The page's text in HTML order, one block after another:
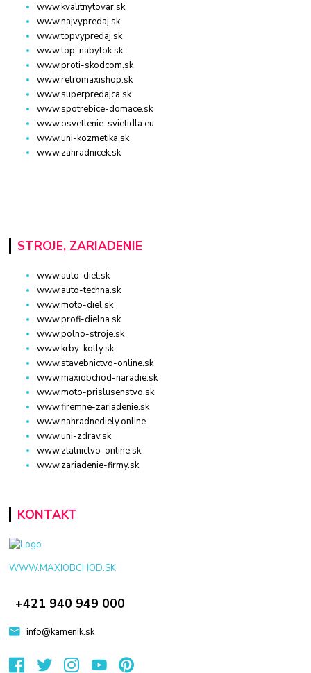
www.kvalitnytovar.sk
www.najvypredaj.sk
www.topvypredaj.sk
www.top-nabytok.sk
www.proti-skodcom.sk
www.retromaxishop.sk
www.superpredajca.sk
www.spotrebice-domace.sk
www.osvetlenie-svietidla.eu
www.uni-kozmetika.sk
www.zahradnicek.sk
STROJE, ZARIADENIE
www.auto-diel.sk
www.auto-techna.sk
www.moto-diel.sk
www.profi-dielna.sk
www.polno-stroje.sk
www.krby-kotly.sk
www.stavebnictvo-online.sk
www.maxiobchod-naradie.sk
www.moto-prislusenstvo.sk
www.firemne-zariadenie.sk
www.nahradnediely.online
www.uni-zdrav.sk
www.zlatnictvo-online.sk
www.zariadenie-firmy.sk
KONTAKT
WWW.MAXIOBCHOD.SK
+421 940 949 000
info@kamenik.sk